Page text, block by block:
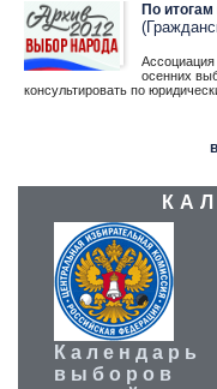
По
осенних
консультировать по
Календарь
выборов